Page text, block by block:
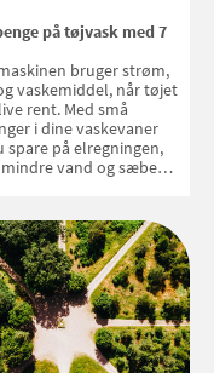
på tøjvask med 7
bruger strøm,
vaskemiddel, når tøjet
rent. Med små
i dine vaskevaner
spare på elregningen,
vand og sæbe
til at spare penge på